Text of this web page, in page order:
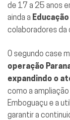
de 17 a 25 anos
ainda a
colaboradores da
O segundo case
operação
expandindo o
como a
Emboguaçu e a
garantir a